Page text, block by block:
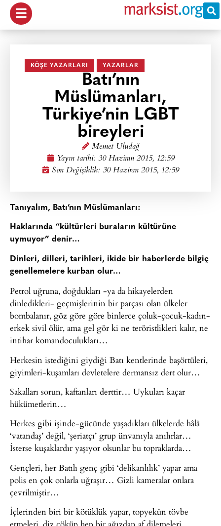
KÖŞE YAZARLARI YAZARLAR
Batı’nın
Müslümanları,
Türkiye’nin LGBT
bireyleri
Memet Uludağ
Yayın tarihi: 30 Haziran 2015, 12:59
Son Değişiklik: 30 Haziran 2015, 12:59
Tanıyalım, Batı’nın Müslümanları:
Haklarında “kültürleri buraların kültürüne
uymuyor” denir…
Dinleri, dilleri, tarihleri, ikide bir haberlerde bilgiç
genellemelere kurban olur…
Petrol uğruna, doğdukları -ya da hikayelerden
dinledikleri- geçmişlerinin bir parçası olan ülkeler
bombalanır, göz göre göre binlerce çoluk-çocuk-kadın-
erkek sivil ölür, ama gel gör ki ne teröristlikleri kalır, ne
intihar komandoculukları…
Herkesin istediğini giydiği Batı kentlerinde başörtüleri,
giyimleri-kuşamları devletelere dermansız dert olur…
Sakalları sorun, kaftanları derttir… Uykuları kaçar
hükümetlerin…
Herkes gibi işinde-gücünde yaşadıkları ülkelerde hâlâ
‘vatandaş’ değil, ‘şeriatçı’ grup ünvanıyla anılırlar…
İsterse kuşaklardır yaşıyor olsunlar bu topraklarda…
Gençleri, her Batılı genç gibi ‘delikanlılık’ yapar ama
polis en çok onlarla uğraşır… Gizli kameralar onlara
çevrilmiştir…
İçlerinden biri bir kötüklük yapar, topyekûn tövbe